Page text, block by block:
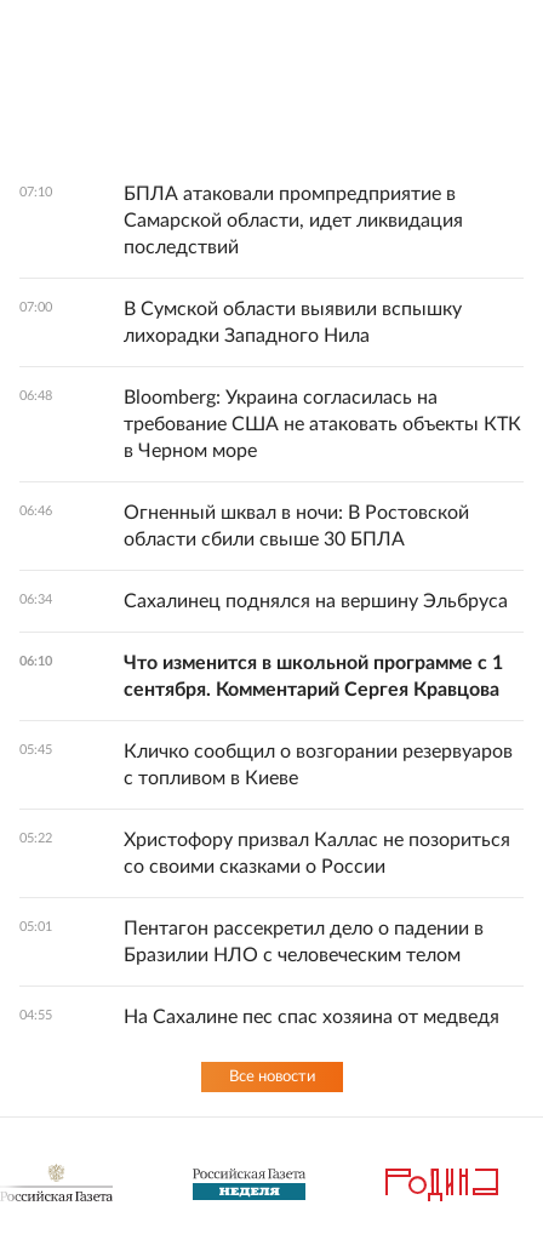
07:10
БПЛА атаковали промпредприятие в
Самарской области, идет ликвидация
последствий
07:00
В Сумской области выявили вспышку
лихорадки Западного Нила
06:48
Bloomberg: Украина согласилась на
требование США не атаковать объекты КТК
в Черном море
06:46
Огненный шквал в ночи: В Ростовской
области сбили свыше 30 БПЛА
06:34 Сахалинец поднялся на вершину Эльбруса
06:10
Что изменится в школьной программе с 1
сентября. Комментарий Сергея Кравцова
05:45
Кличко сообщил о возгорании резервуаров
с топливом в Киеве
05:22
Христофору призвал Каллас не позориться
со своими сказками о России
05:01
Пентагон рассекретил дело о падении в
Бразилии НЛО с человеческим телом
04:55 На Сахалине пес спас хозяина от медведя
Все новости